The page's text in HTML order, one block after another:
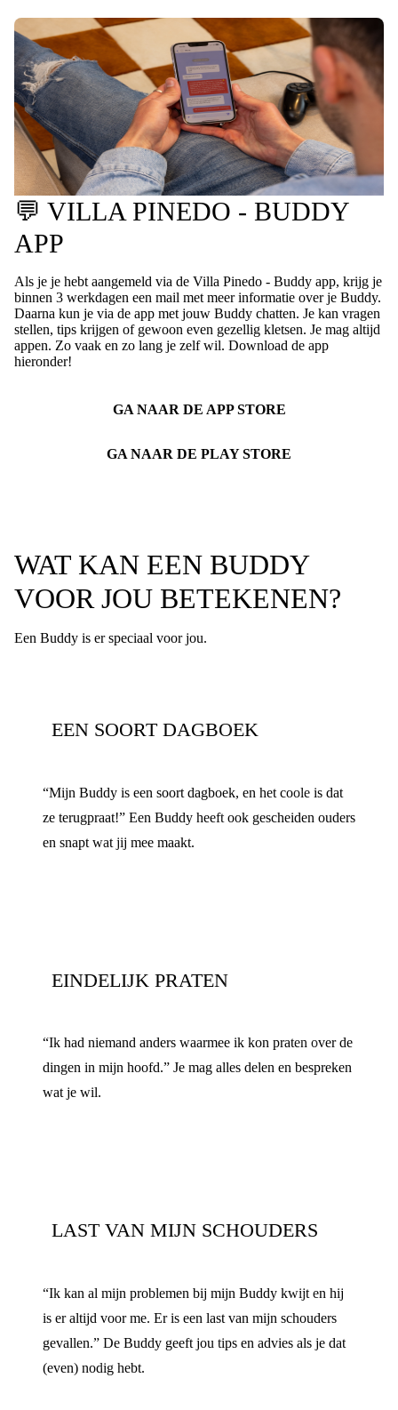
💬 VILLA PINEDO - BUDDY
APP
Als je je hebt aangemeld via de Villa Pinedo - Buddy app, krijg je
binnen 3 werkdagen een mail met meer informatie over je Buddy.
Daarna kun je via de app met jouw Buddy chatten. Je kan vragen
stellen, tips krijgen of gewoon even gezellig kletsen. Je mag altijd
appen. Zo vaak en zo lang je zelf wil. Download de app
hieronder!
GA NAAR DE APP STORE
GA NAAR DE PLAY STORE
WAT KAN EEN BUDDY
VOOR JOU BETEKENEN?
Een Buddy is er speciaal voor jou.
EEN SOORT DAGBOEK
“Mijn Buddy is een soort dagboek, en het coole is dat
ze terugpraat!” Een Buddy heeft ook gescheiden ouders
en snapt wat jij mee maakt.
EINDELIJK PRATEN
“Ik had niemand anders waarmee ik kon praten over de
dingen in mijn hoofd.” Je mag alles delen en bespreken
wat je wil.
LAST VAN MIJN SCHOUDERS
“Ik kan al mijn problemen bij mijn Buddy kwijt en hij
is er altijd voor me. Er is een last van mijn schouders
gevallen.” De Buddy geeft jou tips en advies als je dat
(even) nodig hebt.